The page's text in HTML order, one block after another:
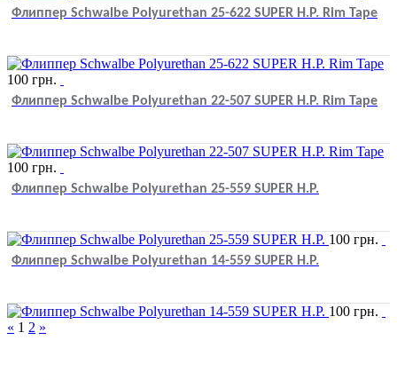
Флиппер Schwalbe Polyurethan 25-622 SUPER H.P. Rim Tape
100 грн.
Флиппер Schwalbe Polyurethan 22-507 SUPER H.P. Rim Tape
100 грн.
Флиппер Schwalbe Polyurethan 25-559 SUPER H.P.
100 грн.
Флиппер Schwalbe Polyurethan 14-559 SUPER H.P.
100 грн.
« 1 2 »